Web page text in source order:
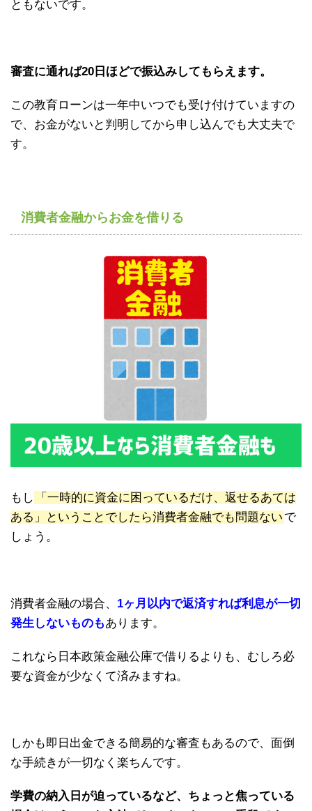
ともないです。
審査に通れば20日ほどで振込みしてもらえます。
この教育ローンは一年中いつでも受け付けていますの
で、お金がないと判明してから申し込んでも大丈夫で
す。
消費者金融からお金を借りる
もし
「一時的に資金に困っているだけ、返せるあては
ある」ということでしたら消費者金融でも問題ない で
しょう。
消費者金融の場合、 1ヶ月以内で返済すれば利息が一切
発生しないものもあります。
これなら日本政策金融公庫で借りるよりも、むしろ必
要な資金が少なくて済みますね。
しかも即日出金できる簡易的な審査もあるので、面倒
な手続きが一切なく楽ちんです。
学費の納入日が迫っているなど、ちょっと焦っている